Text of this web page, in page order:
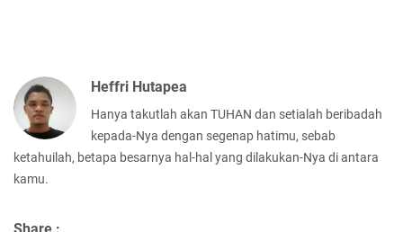
Heffri Hutapea
Hanya takutlah akan TUHAN dan setialah beribadah
kepada-Nya dengan segenap hatimu, sebab
ketahuilah, betapa besarnya hal-hal yang dilakukan-Nya di antara
kamu.